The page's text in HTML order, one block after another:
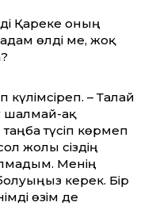
Қареке оның
өлді ме, жоқ
– Талай
шалмай-ақ
түсіп көрмеп
жолы сіздің
Менің
керек. Бір
өзім де